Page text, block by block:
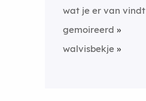
wat je er van vindt
gemoireerd
walvisbekje